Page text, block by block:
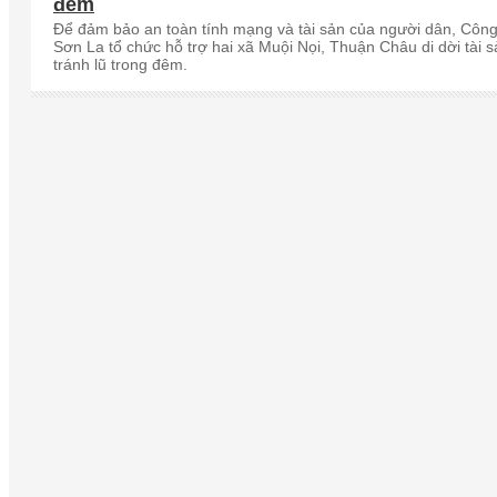
đêm
Để đảm bảo an toàn tính mạng và tài sản của người dân,
Sơn La tổ chức hỗ trợ hai xã Muội Nọi, Thuận Châu di dời tài
tránh lũ trong đêm.